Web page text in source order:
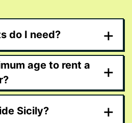
do I need? +
age to rent a
+
Sicily? +